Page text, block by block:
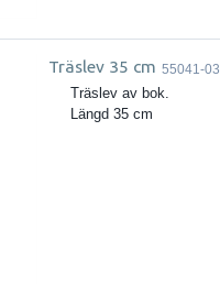
Träslev 35 cm 55041-03
Träslev av bok.
Längd 35 cm